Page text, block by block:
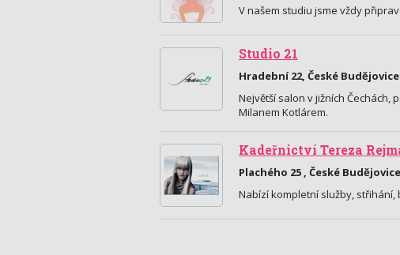
V našem studiu jsme vždy
Studio 21
Hradební 22, České Budějovice
Největší salon v jižních
Milanem Kotlárem.
Kadeřnictví Tereza
Plachého 25 , České Budějovice
Nabízí kompletní služby,